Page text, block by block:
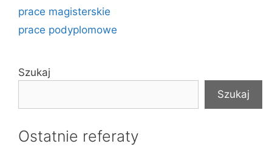
prace magisterskie
prace podyplomowe
Szukaj
Szukaj
Ostatnie referaty